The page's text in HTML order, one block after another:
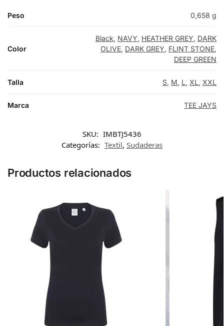
Peso 0,658 g
Color
Black, NAVY, HEATHER GREY, DARK
OLIVE, DARK GREY, FLINT STONE,
DEEP GREEN
Talla S, M, L, XL, XXL
Marca TEE JAYS
SKU: IMBTJ5436
Categorías: Textil, Sudaderas
Productos relacionados